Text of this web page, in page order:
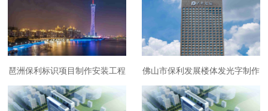
琶洲保利标识项目制作安装工程 佛山市保利发展楼体发光字制作
安装工程